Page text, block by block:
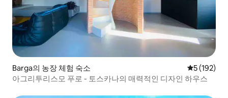
Barga의 농장 체험 숙소 평점 5점(5
5 (192)
아그리투리스모 푸로 - 토스카나의 매력적인 디자인 하우스